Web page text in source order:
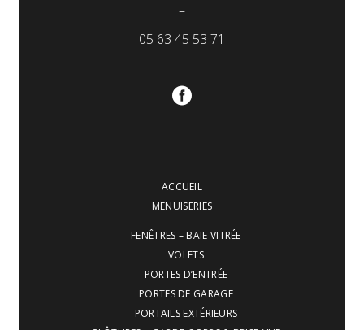
–
05 63 45 53 71
ACCUEIL
MENUISERIES
FENÊTRES – BAIE VITRÉE
VOLETS
PORTES D’ENTRÉE
PORTES DE GARAGE
PORTAILS EXTÉRIEURS